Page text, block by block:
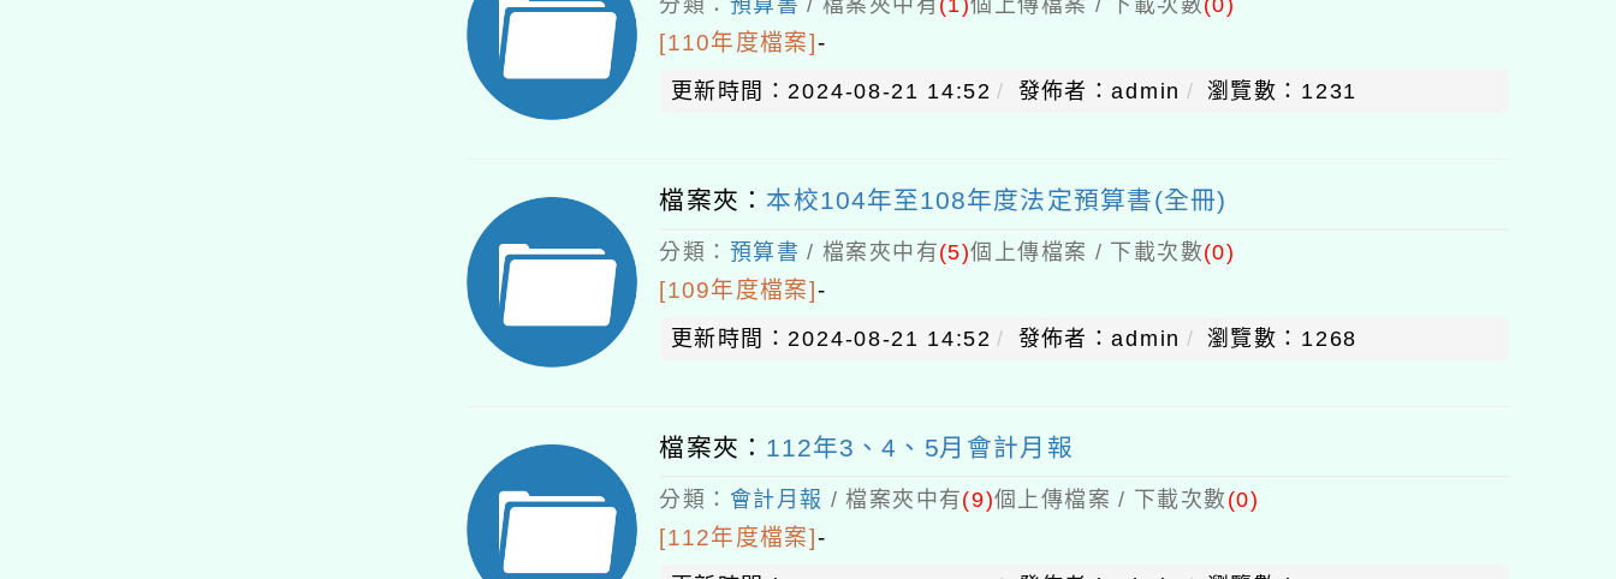
[110年度檔案]-
更新時間：2024-08-21 14:52 發佈者：admin 瀏覽數：1231
檔案夾： 本校104年至108年度法定預算書(全冊)
分類： 預算書 / 檔案夾中有(5)個上傳檔案 / 下載次數(0)
[109年度檔案]-
更新時間：2024-08-21 14:52 發佈者：admin 瀏覽數：1268
檔案夾： 112年3、4、5月會計月報
分類： 會計月報 / 檔案夾中有(9)個上傳檔案 / 下載次數(0)
[112年度檔案]-